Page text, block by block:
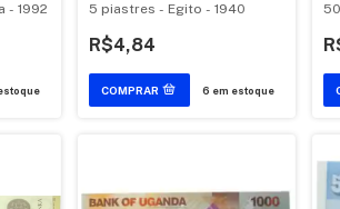
- 1992 5 piastres - Egito - 1940
R$4,84
6 em estoque